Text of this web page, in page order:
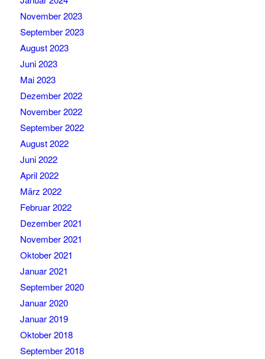
November 2023
September 2023
August 2023
Juni 2023
Mai 2023
Dezember 2022
November 2022
September 2022
August 2022
Juni 2022
April 2022
März 2022
Februar 2022
Dezember 2021
November 2021
Oktober 2021
Januar 2021
September 2020
Januar 2020
Januar 2019
Oktober 2018
September 2018